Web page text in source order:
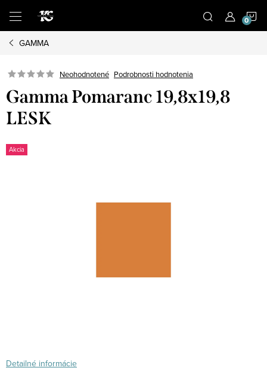
obsah
GAMMA
Neohodnotené Podrobnosti hodnotenia
Gamma Pomaranc 19,8x19,8
LESK
Akcia
Detailné informácie